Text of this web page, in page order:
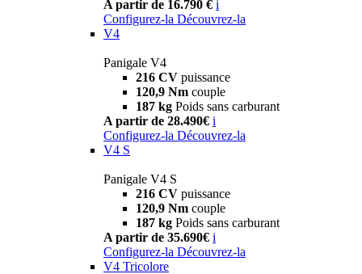
A partir de 16.790 € i
Configurez-la Découvrez-la
V4
Panigale V4
216 CV puissance
120,9 Nm couple
187 kg Poids sans carburant
A partir de 28.490€ i
Configurez-la Découvrez-la
V4 S
Panigale V4 S
216 CV puissance
120,9 Nm couple
187 kg Poids sans carburant
A partir de 35.690€ i
Configurez-la Découvrez-la
V4 Tricolore